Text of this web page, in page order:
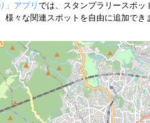
」アプリ では、スタンプラリースポッ
様々な関連スポットを自由に追加でき